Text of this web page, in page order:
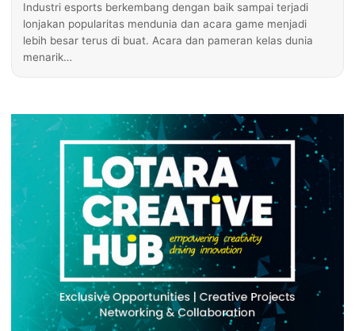
Industri esports berkembang dengan baik sampai terjadi
lonjakan popularitas mendunia dan acara game menjadi
lebih besar terus di buat. Acara dan pameran kelas dunia
menarik…